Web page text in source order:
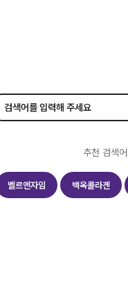
추천 검색어
벨르엔자임 백옥콜라겐